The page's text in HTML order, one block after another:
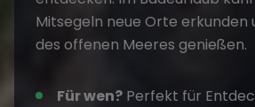
Mitsegeln neue Orte erkunden
des offenen Meeres genießen.
Für wen? Perfekt für